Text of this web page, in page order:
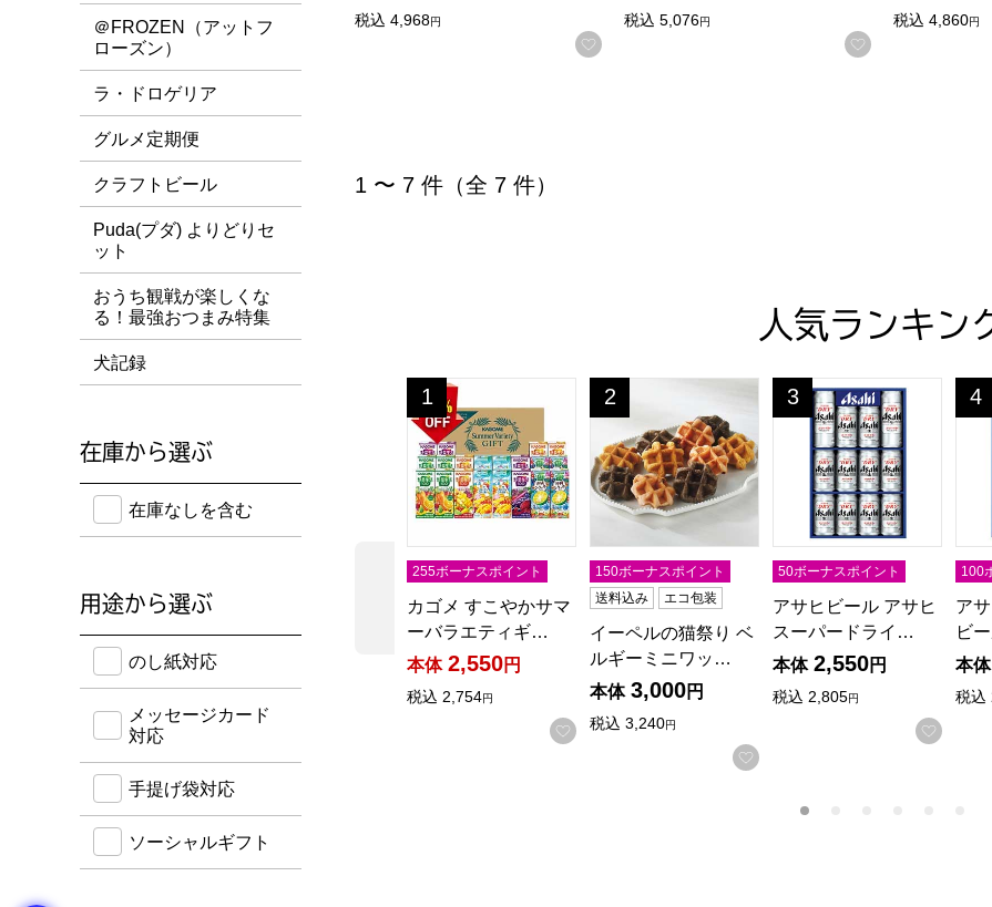
税込 4,968円
お気に入りに登録する
税込 5,076円
お気に入りに登
税込 4,860円
1 〜 7 件（全 7 件）
人気ランキン
前の商品
カゴメ すこやかサマーバラエティギフト【夏の贈りもの・お中元】[KYJ-
1
位
255ボーナスポイント
カゴメ すこやかサマ
ーバラエティギ…
本体 2,550円
税込 2,754円
お気に入りに登録する
イーペルの猫祭り ベルギーミニワッフル【夏の贈
2
位
150ボーナスポイント
送料込み
エコ包装
イーペルの猫祭り ベ
ルギーミニワッ…
本体 3,000円
税込 3,240円
お気に入りに登録する
アサヒビール アサヒスー
3
位
50ボーナスポイント
アサヒビール アサヒ
スーパードライ…
本体 2,550円
税込 2,805円
お気
ア
4
位
100
ア
ビ
本体
税込
＠FROZEN（アットフ
ローズン）
ラ・ドロゲリア
グルメ定期便
クラフトビール
Puda(プダ) よりどりセ
ット
おうち観戦が楽しくな
る！最強おつまみ特集
犬記録
在庫から選ぶ
在庫のない商品を含めて検索することができます。
在庫なしを含む
用途から選ぶ
のし紙・メッセージカード・手提げ袋に対応している商品から絞りこむことができます。
のし紙対応
メッセージカード
対応
手提げ袋対応
ソーシャルギフト